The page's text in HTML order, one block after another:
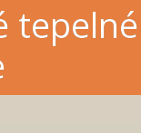
tepelné